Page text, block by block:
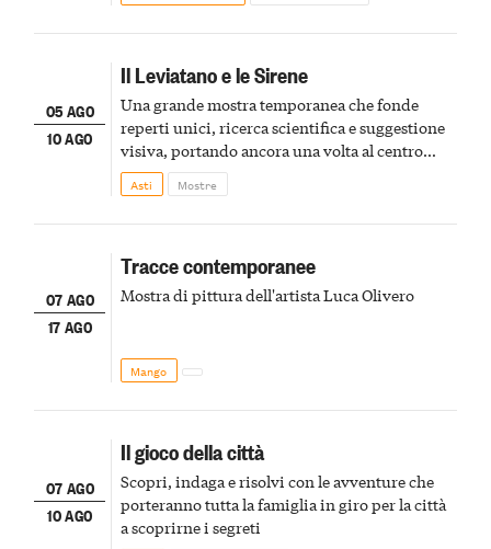
05 AGO
10 AGO
Il Leviatano e le Sirene
Una grande mostra temporanea che fonde
reperti unici, ricerca scientifica e suggestione
visiva, portando ancora una volta al centro
della scena le meraviglie del passato astigiano
Asti Mostre
07 AGO
17 AGO
Tracce contemporanee
Mostra di pittura dell'artista Luca Olivero
Mango
07 AGO
10 AGO
Il gioco della città
Scopri, indaga e risolvi con le avventure che
porteranno tutta la famiglia in giro per la città
a scoprirne i segreti